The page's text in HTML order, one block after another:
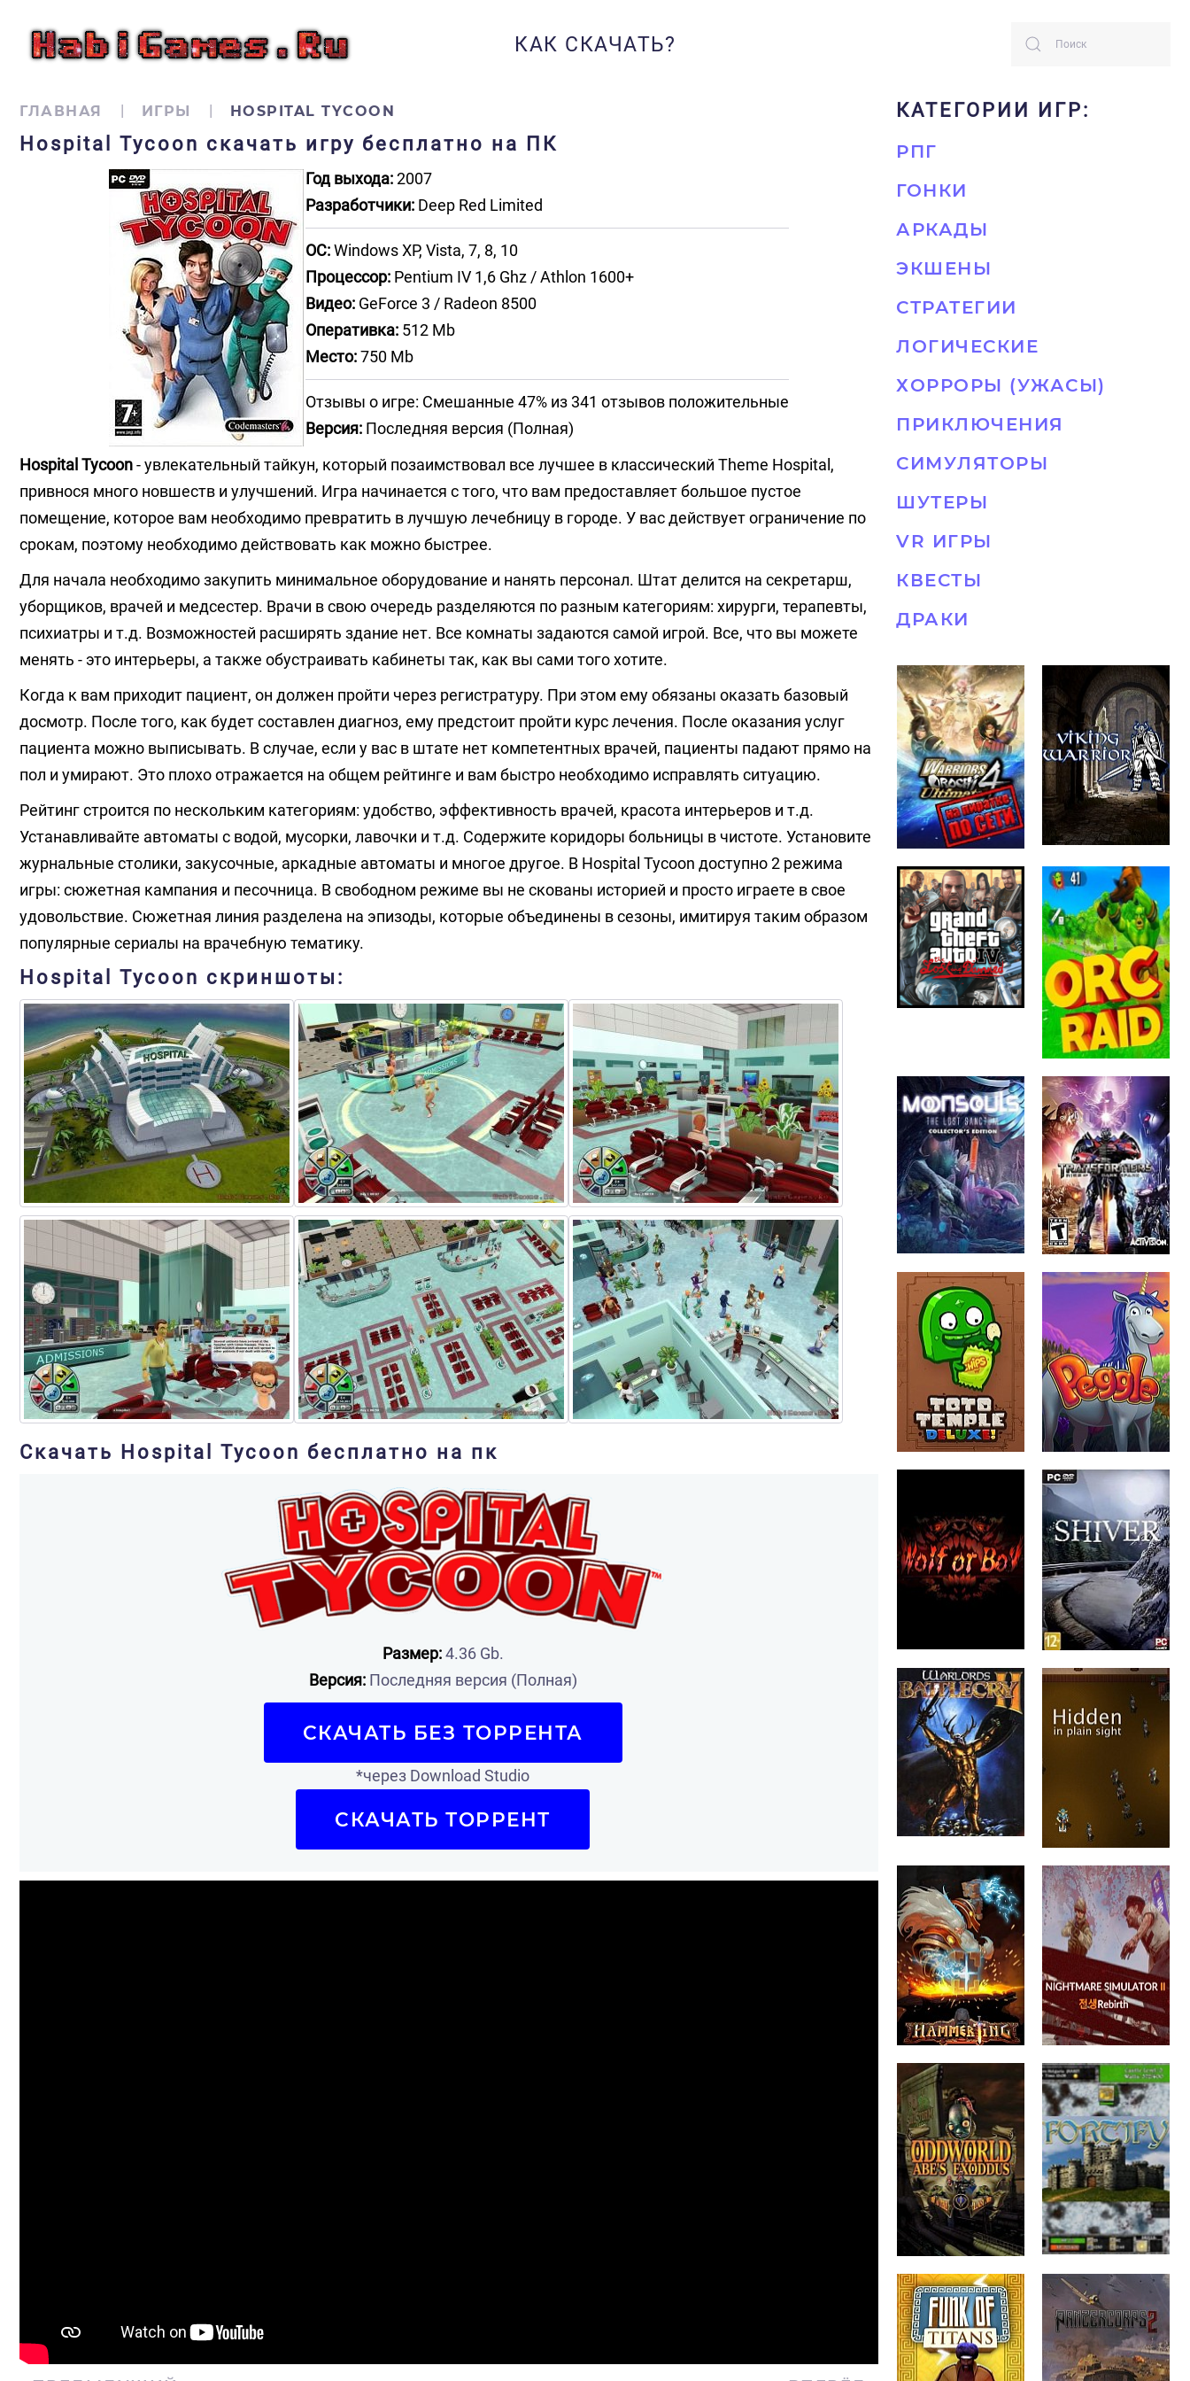
КАК СКАЧАТЬ?
ГЛАВНАЯ ИГРЫ HOSPITAL TYCOON
Hospital Tycoon скачать игру бесплатно на ПК
Год выхода:2007
Разработчики: Deep Red Limited
ОС:Windows XP, Vista, 7, 8, 10
Процессор: Pentium IV 1,6 Ghz / Athlon 1600+
Видео: GeForce 3 / Radeon 8500
Оперативка: 512 Mb
Место:750 Mb
Отзывы о игре: Смешанные 47% из 341 отзывов положительные
Версия: Последняя версия (Полная)
Hospital Tycoon- увлекательный тайкун, который позаимствовал все лучшее в классический Theme Hospital,
привнося много новшеств и улучшений. Игра начинается с того, что вам предоставляет большое пустое
помещение, которое вам необходимо превратить в лучшую лечебницу в городе. У вас действует ограничение по
срокам, поэтому необходимо действовать как можно быстрее.
Для начала необходимо закупить минимальное оборудование и нанять персонал. Штат делится на секретарш,
уборщиков, врачей и медсестер. Врачи в свою очередь разделяются по разным категориям: хирурги, терапевты,
психиатры и т.д. Возможностей расширять здание нет. Все комнаты задаются самой игрой. Все, что вы можете
менять - это интерьеры, а также обустраивать кабинеты так, как вы сами того хотите.
Когда к вам приходит пациент, он должен пройти через регистратуру. При этом ему обязаны оказать базовый
досмотр. После того, как будет составлен диагноз, ему предстоит пройти курс лечения. После оказания услуг
пациента можно выписывать. В случае, если у вас в штате нет компетентных врачей, пациенты падают прямо на
пол и умирают. Это плохо отражается на общем рейтинге и вам быстро необходимо исправлять ситуацию.
Рейтинг строится по нескольким категориям: удобство, эффективность врачей, красота интерьеров и т.д.
Устанавливайте автоматы с водой, мусорки, лавочки и т.д. Содержите коридоры больницы в чистоте. Установите
журнальные столики, закусочные, аркадные автоматы и многое другое. В Hospital Tycoon доступно 2 режима
игры: сюжетная кампания и песочница. В свободном режиме вы не скованы историей и просто играете в свое
удовольствие. Сюжетная линия разделена на эпизоды, которые объединены в сезоны, имитируя таким образом
популярные сериалы на врачебную тематику.
Hospital Tycoon скриншоты:
Скачать Hospital Tycoon бесплатно на пк
Размер:4.36 Gb.
Версия:Последняя версия (Полная)
СКАЧАТЬ БЕЗ ТОРРЕНТА
*через Download Studio
СКАЧАТЬ ТОРРЕНТ
КАТЕГОРИИ ИГР:
РПГ
ГОНКИ
АРКАДЫ
ЭКШЕНЫ
СТРАТЕГИИ
ЛОГИЧЕСКИЕ
ХОРРОРЫ (УЖАСЫ)
ПРИКЛЮЧЕНИЯ
СИМУЛЯТОРЫ
ШУТЕРЫ
VR ИГРЫ
КВЕСТЫ
ДРАКИ